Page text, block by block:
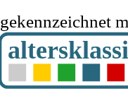
gekennzeichnet